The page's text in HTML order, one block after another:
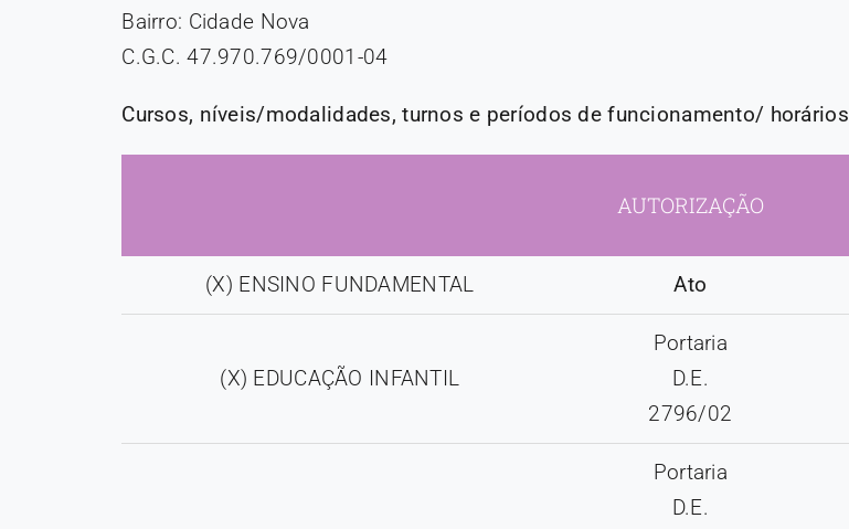
Bairro: Cidade Nova
C.G.C. 47.970.769/0001-04
Cursos, níveis/modalidades, turnos e períodos de funcionamento/ horários
AUTORIZAÇÃO
(X) ENSINO FUNDAMENTAL Ato
(X) EDUCAÇÃO INFANTIL
Portaria
D.E.
2796/02
Portaria
D.E.